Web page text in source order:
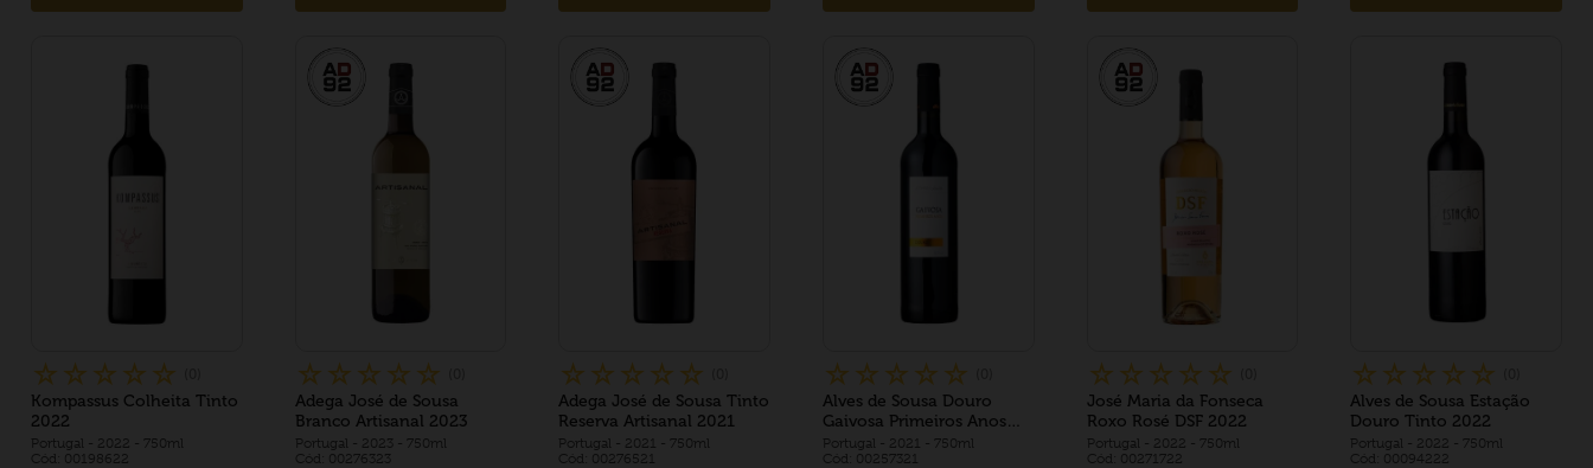
☆ ☆ ☆ ☆ ☆
Kompassus Colheita Tinto
2022
Portugal - 2022 - 750ml
Cód: 00198622
☆ ☆ ☆ ☆ ☆
Adega José de Sousa
Branco Artisanal 2023
Portugal - 2023 - 750ml
Cód: 00276323
☆ ☆ ☆ ☆ ☆
Adega José de Sousa Tinto
Reserva Artisanal 2021
Portugal - 2021 - 750ml
Cód: 00276521
☆ ☆ ☆ ☆ ☆
Alves de Sousa Douro
Gaivosa Primeiros Anos
2021
Portugal - 2021 - 750ml
Cód: 00257321
☆ ☆ ☆ ☆ ☆
José Maria da Fonseca
Roxo Rosé DSF 2022
Portugal - 2022 - 750ml
Cód: 00271722
☆ ☆ ☆ ☆ ☆
Alves de Sousa Estação
Douro Tinto 2022
Portugal - 2022 - 750ml
Cód: 00094222